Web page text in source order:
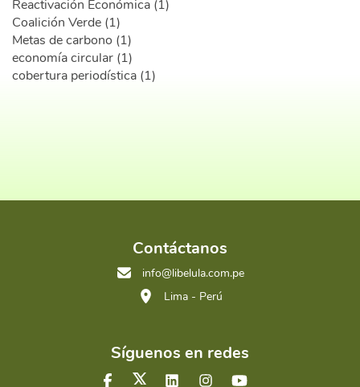
Reactivación Económica (1)
Coalición Verde (1)
Metas de carbono (1)
economía circular (1)
cobertura periodística (1)
Contáctanos
info@libelula.com.pe
Lima - Perú
Síguenos en redes